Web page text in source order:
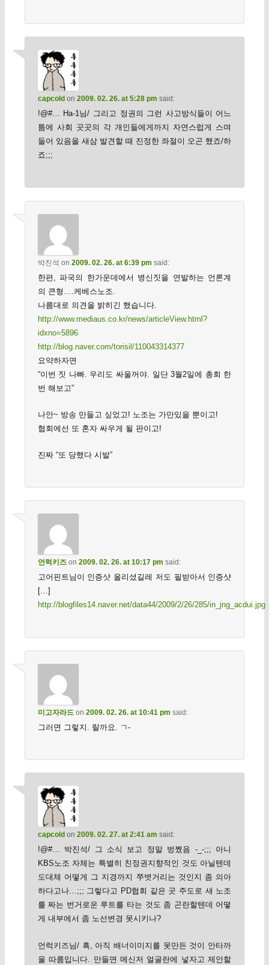
capcold on 2009. 02. 26. at 5:28 pm said:
!@#… Ha-1님/ 그리고 정권의 그런 사고방식들이 어느
틈에 사회 곳곳의 각 개인들에게까지 자연스럽게 스며
들어 있음을 새삼 발견할 때 진정한 좌절이 오곤 했죠/하
죠;;;
박진석 on 2009. 02. 26. at 6:39 pm said:
한편, 파국의 한가운데에서 병신짓을 연발하는 언론계
의 큰형….케베스노조.
나름대로 의견을 밝히긴 했습니다.
http://www.mediaus.co.kr/news/articleView.html?
idxno=5896
http://blog.naver.com/torisil/110043314377
요약하자면
“이번 짓 나빠. 우리도 싸울꺼야. 일단 3월2일에 총회 한
번 해보고”
나안~ 방송 만들고 싶었고! 노조는 가만있을 뿐이고!
협회에선 또 혼자 싸우게 될 판이고!
진짜 “또 당했다 시발”
언럭키즈on 2009. 02. 26. at 10:17 pm said:
고어핀트님이 인증샷 올리셨길레 저도 필받아서 인증샷
[…]
http://blogfiles14.naver.net/data44/2009/2/26/285/in_jng_acdui.jpg
미고자라드on 2009. 02. 26. at 10:41 pm said:
그러면 그렇지. 랄까요. ㄱ-
capcold on 2009. 02. 27. at 2:41 am said:
!@#… 박진석/ 그 소식 보고 정말 벙쪘음 -_-;;; 아니
KBS노조 자체는 특별히 친정권지향적인 것도 아닐텐데
도대체 어떻게 그 지경까지 쭈볏거리는 것인지 좀 의아
하다고나…;;; 그렇다고 PD협회 같은 곳 주도로 새 노조
를 짜는 번거로운 루트를 타는 것도 좀 곤란할텐데 어떻
게 내부에서 좀 노선변경 못시키나?
언럭키즈님/ 흑, 아직 배너이미지를 못만든 것이 안타까
울 따름입니다. 만들면 메신저 얼굴란에 넣자고 제안할